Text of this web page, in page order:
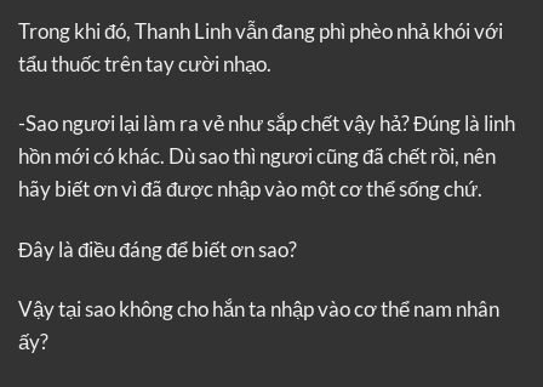
Trong khi đó, Thanh Linh vẫn đang phì phèo nhả khói với
tẩu thuốc trên tay cười nhạo.
-Sao ngươi lại làm ra vẻ như sắp chết vậy hả? Đúng là linh
hồn mới có khác. Dù sao thì ngươi cũng đã chết rồi, nên
hãy biết ơn vì đã được nhập vào một cơ thể sống chứ.
Đây là điều đáng để biết ơn sao?
Vậy tại sao không cho hắn ta nhập vào cơ thể nam nhân
ấy?